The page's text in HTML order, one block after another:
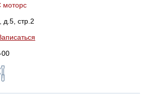
моторс
д.5, стр.2
00